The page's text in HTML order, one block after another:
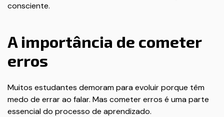
consciente.
A importância de cometer
erros
Muitos estudantes demoram para evoluir porque têm
medo de errar ao falar. Mas cometer erros é uma parte
essencial do processo de aprendizado.